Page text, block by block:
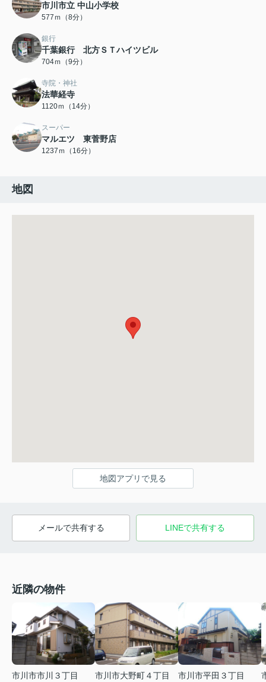
市川市立 中山小学校
577ｍ（8分）
銀行
千葉銀行 北方ＳＴハイツビル
704ｍ（9分）
寺院・神社
法華経寺
1120ｍ（14分）
スーパー
マルエツ 東菅野店
1237ｍ（16分）
地図
地図アプリで見る
メールで共有する LINEで共有する
近隣の物件
市川市市川３丁目
市川市大野町４丁目
市川市平田３丁目